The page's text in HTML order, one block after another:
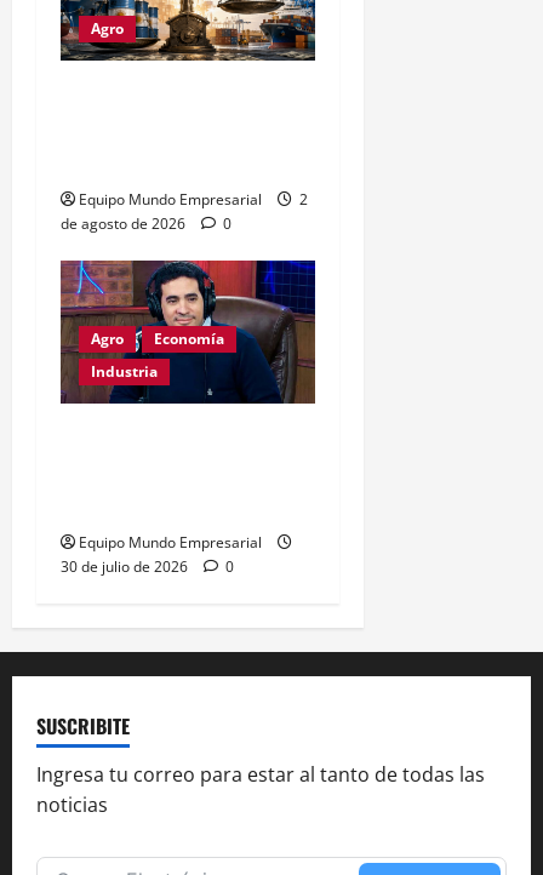
Agro
Equipo Mundo Empresarial
2
de agosto de 2026
0
Agro
Economía
Industria
Equipo Mundo Empresarial
30 de julio de 2026
0
SUSCRIBITE
Ingresa tu correo para estar al tanto de todas las
noticias